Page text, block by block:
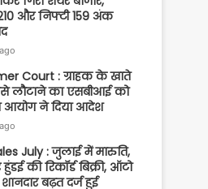
और निफ्टी 159 अंक
Court : ग्राहक के खाते
लौटाने का एसबीआई को
आयोग ने दिया आदेश
July : जुलाई में मारुति,
की रिकॉर्ड बिक्री, ऑटो
बढ़त दर्ज हुई